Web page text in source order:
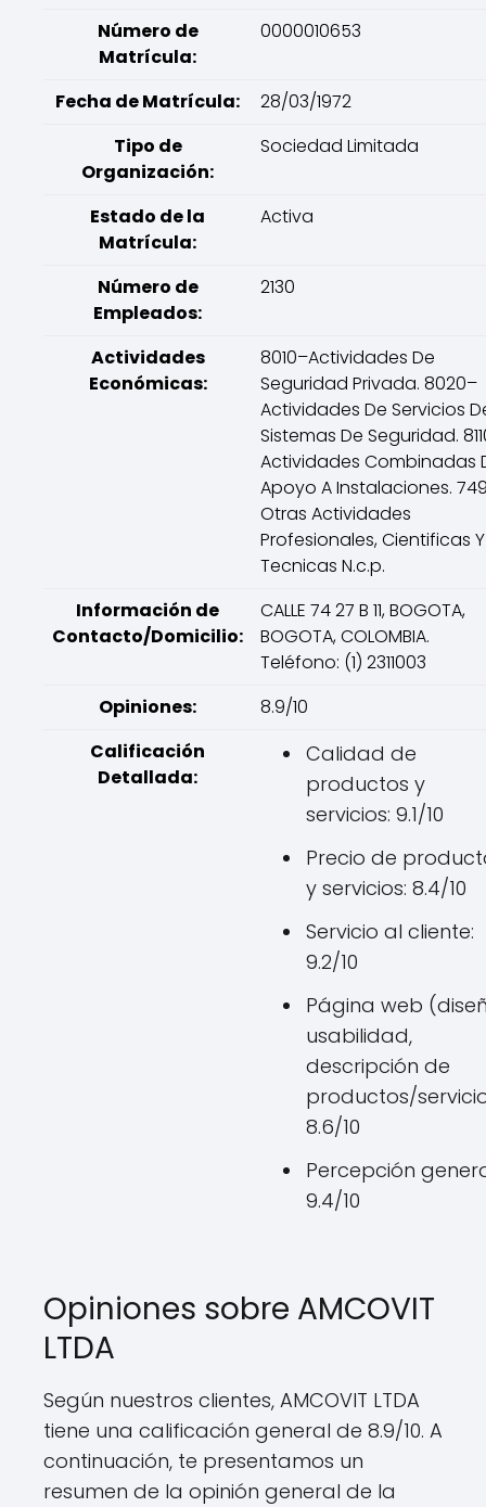
Número de
Matrícula:
0000010653
Fecha de Matrícula:
28/03/1972
Tipo de
Organización:
Sociedad Limitada
Estado de la
Matrícula:
Activa
Número de
Empleados:
2130
Actividades
Económicas:
8010–Actividades De
Seguridad Privada. 8020–
Actividades De Servicios
Sistemas De Seguridad.
Actividades Combinadas
Apoyo A Instalaciones.
Otras Actividades
Profesionales, Cientificas Y
Tecnicas N.c.p.
Información de
Contacto/Domicilio:
CALLE 74 27 B 11, BOGOTA,
BOGOTA, COLOMBIA.
Teléfono: (1) 2311003
Opiniones:
8.9/10
Calificación
Detallada:
Calidad de
productos y
servicios: 9.1/10
Precio de
y servicios: 8.4/10
Servicio al cliente:
9.2/10
Página web
usabilidad,
descripción de
productos/
8.6/10
Percepción
9.4/10
Opiniones sobre AMCOVIT
LTDA
Según nuestros clientes, AMCOVIT LTDA
tiene una calificación general de 8.9/10. A
continuación, te presentamos un
resumen de la opinión general de la